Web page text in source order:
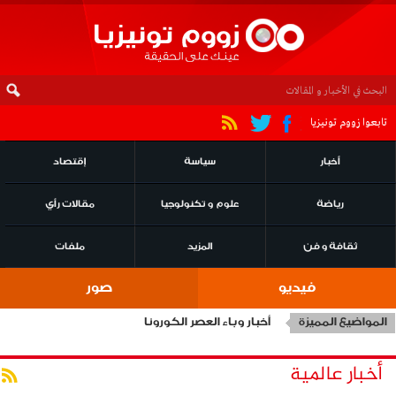
تابعوا زووم تونيزيا
أخبار سياسة إقتصاد
رياضة علوم و تكنولوجيا مقالات رأي
ثقافة و فن المزيد ملفات
فيديو صور
المواضيع المميزة أخبار وباء العصر الكورونا
أخبار عالمية